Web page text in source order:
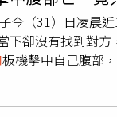
對此說詞存疑，
集團中。
今（31）日凌晨
下卻沒有找到對
板機擊中自己腹部
等全數帶回，將
到了會所時，卻